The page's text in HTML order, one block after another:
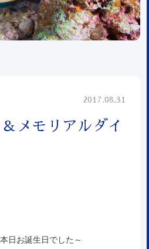
2017.08.31
メモリアルダイ
日お誕生日でした～